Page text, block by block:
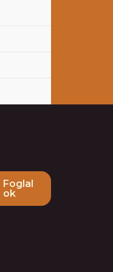
Foglal
ok